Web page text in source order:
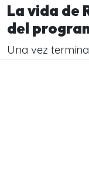
La vida de
del
Una vez